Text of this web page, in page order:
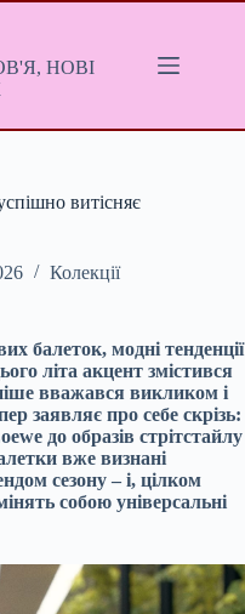
НОВІ
витісняє
Колекції
балеток, модні тенденції
літа акцент змістився
вважався викликом і
заявляє про себе скрізь:
до образів стрітстайлу
вже визнані
сезону – і, цілком
собою універсальні